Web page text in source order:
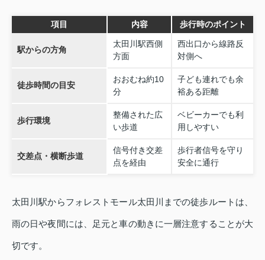
項目 内容 歩行時のポイント
駅からの方角
太田川駅西側
方面
西出口から線路反
対側へ
徒歩時間の目安
おおむね約10
分
子ども連れでも余
裕ある距離
歩行環境
整備された広
い歩道
ベビーカーでも利
用しやすい
交差点・横断歩道
信号付き交差
点を経由
歩行者信号を守り
安全に通行
太田川駅からフォレストモール太田川までの徒歩ルートは、
雨の日や夜間には、足元と車の動きに一層注意することが大
切です。